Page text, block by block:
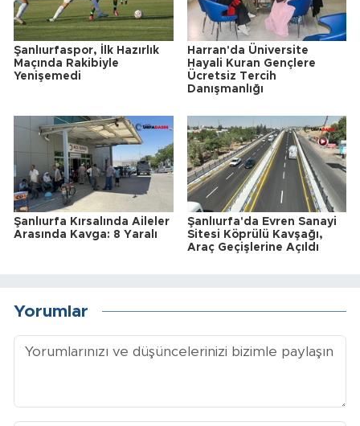
Şanlıurfaspor, İlk Hazırlık
Maçında Rakibiyle
Yenişemedi
Harran'da Üniversite
Hayali Kuran Gençlere
Ücretsiz Tercih
Danışmanlığı
Şanlıurfa Kırsalında Aileler
Arasında Kavga: 8 Yaralı
Şanlıurfa'da Evren Sanayi
Sitesi Köprülü Kavşağı,
Araç Geçişlerine Açıldı
Yorumlar